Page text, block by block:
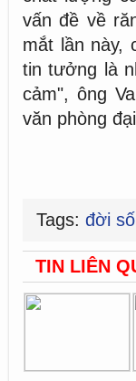
vấn đề về
mắt lần này,
tin tưởng là
cảm", ông
văn phòng
Tags: đời
TIN LIÊN